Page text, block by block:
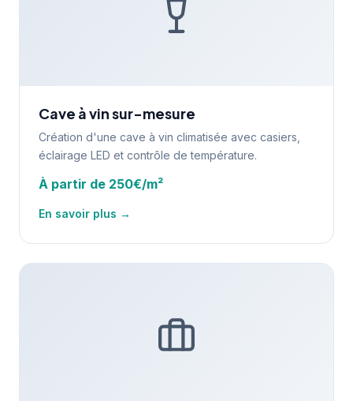
Cave à vin sur-mesure
Création d'une cave à vin climatisée avec casiers,
éclairage LED et contrôle de température.
À partir de 250€/m²
En savoir plus →